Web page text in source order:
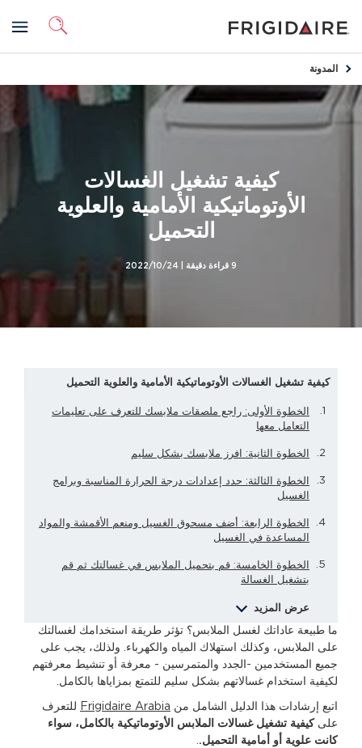
المدونة
كيفية تشغيل الغسالات
الأوتوماتيكية الأمامية والعلوية
التحميل
9 قراءة دقيقة | 2022/10/24
كيفية تشغيل الغسالات الأوتوماتيكية الأمامية والعلوية التحميل
الخطوة الأولى: راجع ملصقات ملابسك للتعرف على تعليمات
التعامل معها
الخطوة الثانية: افرز ملابسك بشكل سليم
الخطوة الثالثة: حدد إعدادات درجة الحرارة المناسبة وبرامج
الغسيل
الخطوة الرابعة: أضف مسحوق الغسيل ومنعم الأقمشة والمواد
المساعدة في الغسيل
الخطوة الخامسة: قم بتحميل الملابس في غسالتك ثم قم
بتشغيل الغسالة
عرض المزيد
ما طبيعة عاداتك لغسل الملابس؟ تؤثر طريقة استخدامك لغسالتك
على الملابس، وكذلك استهلاك المياه والكهرباء. ولذلك، يجب على
جميع المستخدمين -الجدد والمتمرسين - معرفة أو تنشيط معرفتهم
لكيفية استخدام غسالاتهم بشكل سليم للتمتع بمزاياها بالكامل.
اتبع إرشادات هذا الدليل الشامل من Frigidaire Arabia للتعرف
على كيفية تشغيل غسالات الملابس الأوتوماتيكية بالكامل، سواء
كانت علوية أو أمامية التحميل..